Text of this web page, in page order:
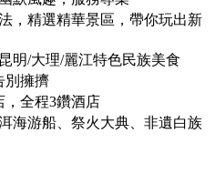
，精選精華景區，帶你玩出新
明/大理/麗江特色民族美食
別擁擠
，全程3鑽酒店
海游船、祭火大典、非遺白族